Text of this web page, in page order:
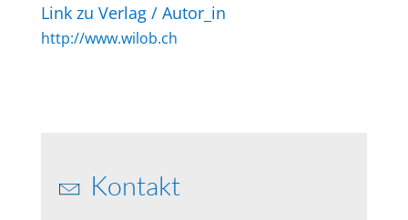
Link zu Verlag / Autor_in
http://www.wilob.ch
Kontakt